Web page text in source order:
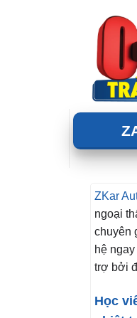
ZKar
ngoại
chuyên
hệ ngay
trợ bởi
Học